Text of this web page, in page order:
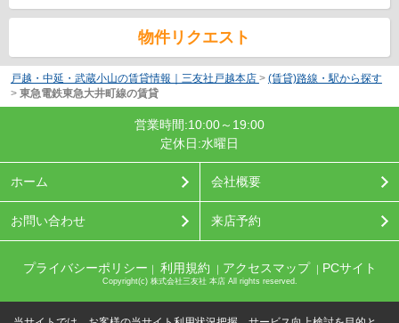
物件リクエスト
戸越・中延・武蔵小山の賃貸情報｜三友社戸越本店 > (賃貸)路線・駅から探す
> 東急電鉄東急大井町線の賃貸
営業時間:10:00～19:00
定休日:水曜日
ホーム 会社概要
お問い合わせ 来店予約
プライバシーポリシー 利用規約 アクセスマップ PCサイト
Copyright(c) 株式会社三友社 本店 All rights reserved.